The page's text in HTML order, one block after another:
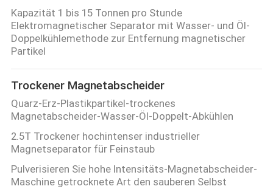
Kapazität 1 bis 15 Tonnen pro Stunde
Elektromagnetischer Separator mit Wasser- und Öl-
Doppelkühlemethode zur Entfernung magnetischer
Partikel
Trockener Magnetabscheider
Quarz-Erz-Plastikpartikel-trockenes
Magnetabscheider-Wasser-Öl-Doppelt-Abkühlen
2.5T Trockener hochintenser industrieller
Magnetseparator für Feinstaub
Pulverisieren Sie hohe Intensitäts-Magnetabscheider-
Maschine getrocknete Art den sauberen Selbst